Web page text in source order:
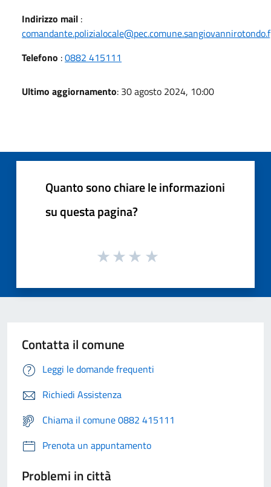
Indirizzo mail :
Telefono :0882 415111
Ultimo aggiornamento: 30 agosto 2024, 10:00
Quanto sono chiare le informazioni
su questa pagina?
Contatta il comune
Leggi le domande frequenti
Richiedi Assistenza
Chiama il comune 0882 415111
Prenota un appuntamento
Problemi in città